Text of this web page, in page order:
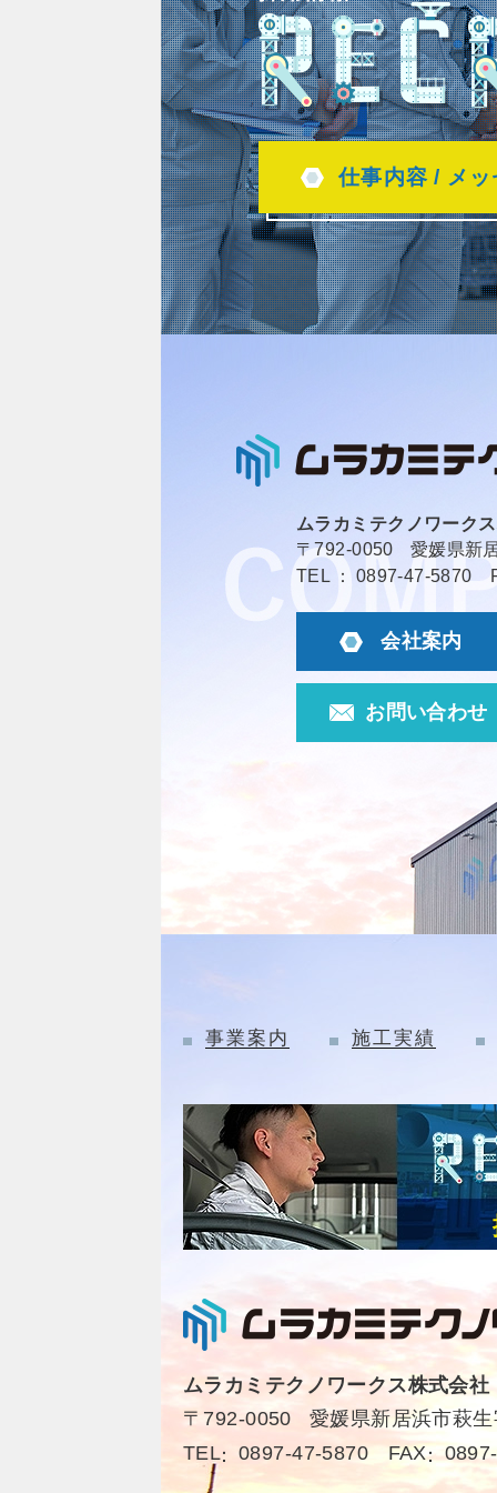
仕事内容 メ
ムラカミテクノワーク
〒792-0050
愛媛県新
TEL
0897-47-5870
会社案内
お問い合わせ
事業案内 施工実績
ムラカミテクノワークス株式会社
〒792-0050
愛媛県新居浜市萩
TEL
0897-47-5870 FAX